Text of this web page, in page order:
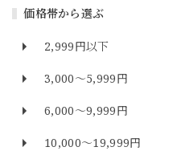
価格帯から選ぶ
2,999円以下
3,000～5,999円
6,000～9,999円
10,000～19,999円